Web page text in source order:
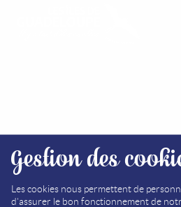
PLAN DU SITE
Gestion des
Les cookies nous permettent de
d'assurer le bon fonctionnement de